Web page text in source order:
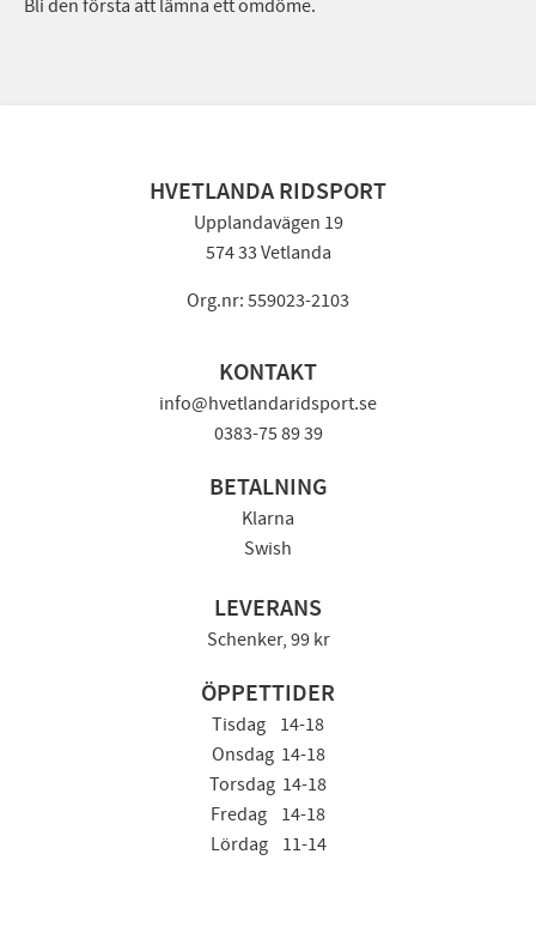
Bli den första att lämna ett omdöme.
HVETLANDA RIDSPORT
Upplandavägen 19
574 33 Vetlanda
Org.nr: 559023-2103
KONTAKT
info@hvetlandaridsport.se
0383-75 89 39
BETALNING
Klarna
Swish
LEVERANS
Schenker, 99 kr
ÖPPETTIDER
Tisdag 14-18
Onsdag 14-18
Torsdag 14-18
Fredag 14-18
Lördag 11-14